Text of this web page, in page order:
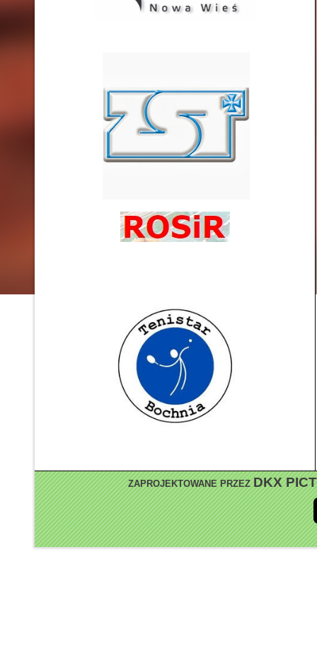
ZAPROJEKTOWANE PRZEZDKX